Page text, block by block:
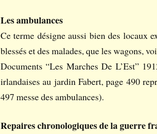
Les ambulances
Ce terme désigne aussi bien des locaux
blessés et des malades, que les wagons,
Documents “Les Marches De L’Est”
irlandaises au jardin Fabert, page 490
497 messe des ambulances).
Repaires chronologiques de la guerre